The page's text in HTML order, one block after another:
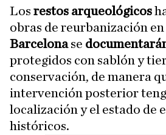
Losrestos arqueológicos
obras de reurbanización en
Barcelonase
protegidos con sablón y
conservación, de manera
intervención posterior
localización y el estado de
históricos.